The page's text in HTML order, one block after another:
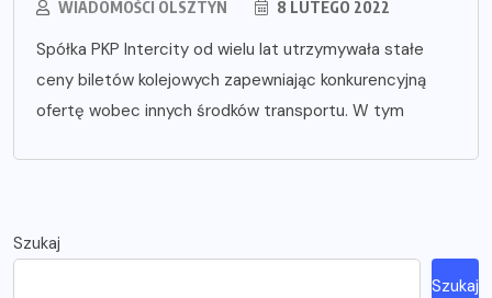
WIADOMOŚCI OLSZTYN 8 LUTEGO 2022
Spółka PKP Intercity od wielu lat utrzymywała stałe
ceny biletów kolejowych zapewniając konkurencyjną
ofertę wobec innych środków transportu. W tym
Szukaj
Szukaj